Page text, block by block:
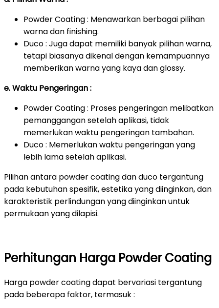
Powder Coating : Menawarkan berbagai pilihan
warna dan finishing.
Duco : Juga dapat memiliki banyak pilihan warna,
tetapi biasanya dikenal dengan kemampuannya
memberikan warna yang kaya dan glossy.
e. Waktu Pengeringan :
Powder Coating : Proses pengeringan melibatkan
pemanggangan setelah aplikasi, tidak
memerlukan waktu pengeringan tambahan.
Duco : Memerlukan waktu pengeringan yang
lebih lama setelah aplikasi.
Pilihan antara powder coating dan duco tergantung
pada kebutuhan spesifik, estetika yang diinginkan, dan
karakteristik perlindungan yang diinginkan untuk
permukaan yang dilapisi.
Perhitungan Harga Powder Coating
Harga powder coating dapat bervariasi tergantung
pada beberapa faktor, termasuk :